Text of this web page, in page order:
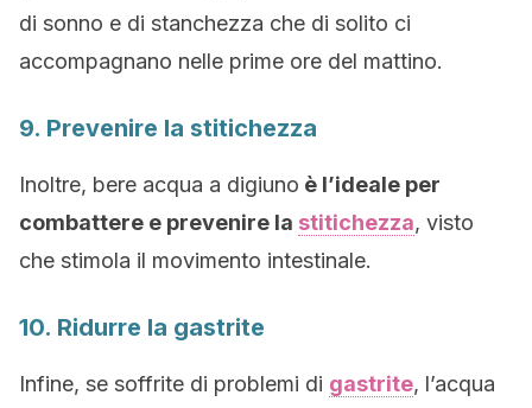
di sonno e di stanchezza che di solito ci
accompagnano nelle prime ore del mattino.
9. Prevenire la stitichezza
Inoltre, bere acqua a digiuno è l’ideale per
combattere e prevenire la stitichezza, visto
che stimola il movimento intestinale.
10. Ridurre la gastrite
Infine, se soffrite di problemi di gastrite, l’acqua